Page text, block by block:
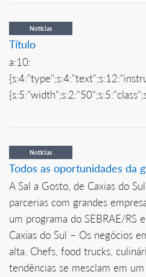
Notícias
Título
a:10:
Notícias
Todos as oportunidades da
A Sal a Gosto, de Caxias do
parcerias com grandes
um programa do SEBRAE/RS
Caxias do Sul – Os negócios
alta. Chefs, food trucks,
tendências se mesclam em